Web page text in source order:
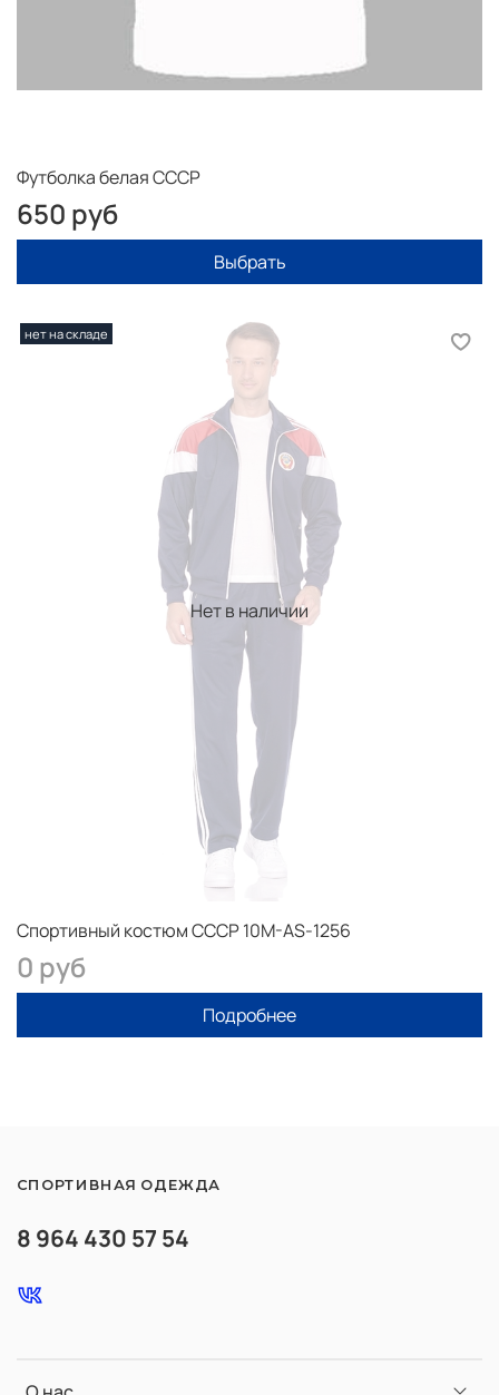
Футболка белая СССР
650 руб
Выбрать
Нет в наличии
нет на складе
Спортивный костюм СССР 10M-AS-1256
0 руб
Подробнее
8 964 430 57 54
СПОРТИВНАЯ ОДЕЖДА